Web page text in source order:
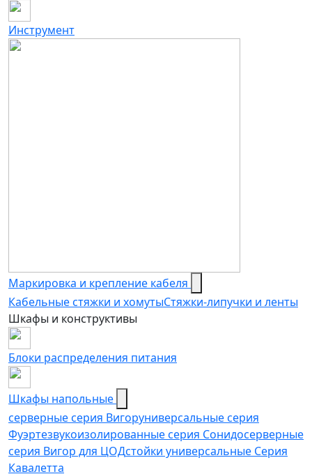
Инструмент
Маркировка и крепление кабеля
Кабельные стяжки и хомутыСтяжки-липучки и ленты
Шкафы и конструктивы
Блоки распределения питания
Шкафы напольные
серверные серия Вигоруниверсальные серия
Фуэртезвукоизолированные серия Сонидосерверные
серия Вигор для ЦОДстойки универсальные Серия
Кавалетта